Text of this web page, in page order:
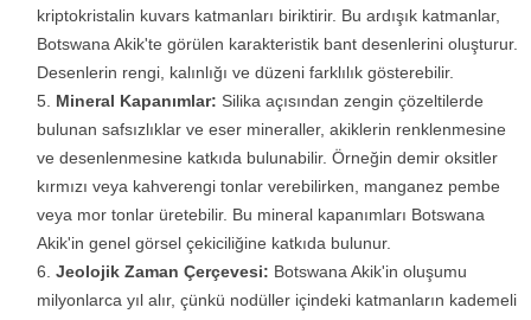
kriptokristalin kuvars katmanları biriktirir. Bu ardışık katmanlar,
Botswana Akik'te görülen karakteristik bant desenlerini oluşturur.
Desenlerin rengi, kalınlığı ve düzeni farklılık gösterebilir.
Mineral Kapanımlar: Silika açısından zengin çözeltilerde
bulunan safsızlıklar ve eser mineraller, akiklerin renklenmesine
ve desenlenmesine katkıda bulunabilir. Örneğin demir oksitler
kırmızı veya kahverengi tonlar verebilirken, manganez pembe
veya mor tonlar üretebilir. Bu mineral kapanımları Botswana
Akik'in genel görsel çekiciliğine katkıda bulunur.
Jeolojik Zaman Çerçevesi: Botswana Akik'in oluşumu
milyonlarca yıl alır, çünkü nodüller içindeki katmanların kademeli